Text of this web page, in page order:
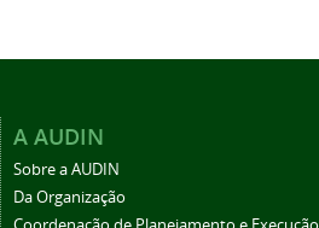
A AUDIN
Sobre a AUDIN
Da Organização